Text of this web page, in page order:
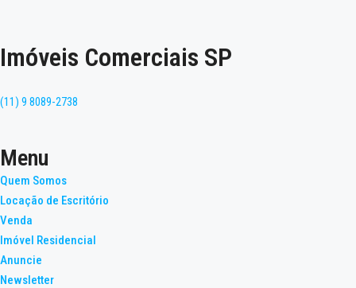
Imóveis Comerciais SP
(11) 9 8089-2738
Menu
Quem Somos
Locação de Escritório
Venda
Imóvel Residencial
Anuncie
Newsletter